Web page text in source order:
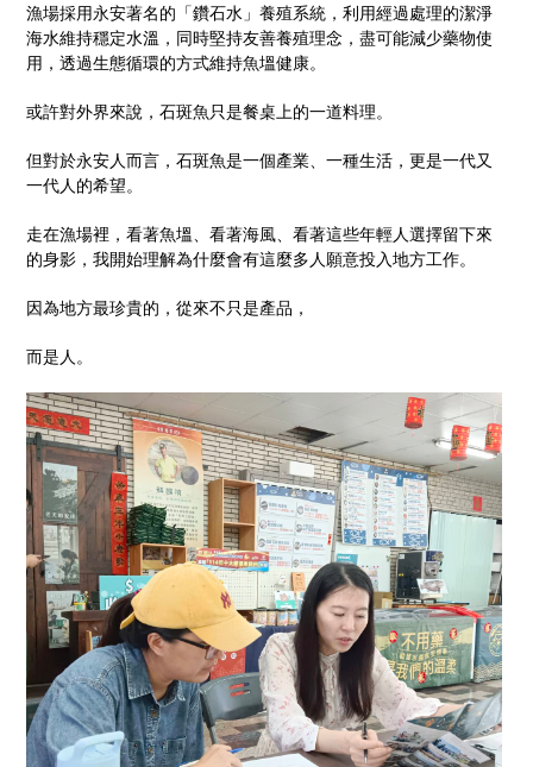
漁場採用永安著名的「鑽石水」養殖系統，利用經過處理的潔淨
海水維持穩定水溫，同時堅持友善養殖理念，盡可能減少藥物使
用，透過生態循環的方式維持魚塭健康。
或許對外界來說，石斑魚只是餐桌上的一道料理。
但對於永安人而言，石斑魚是一個產業、一種生活，更是一代又
一代人的希望。
走在漁場裡，看著魚塭、看著海風、看著這些年輕人選擇留下來
的身影，我開始理解為什麼會有這麼多人願意投入地方工作。
因為地方最珍貴的，從來不只是產品，
而是人。